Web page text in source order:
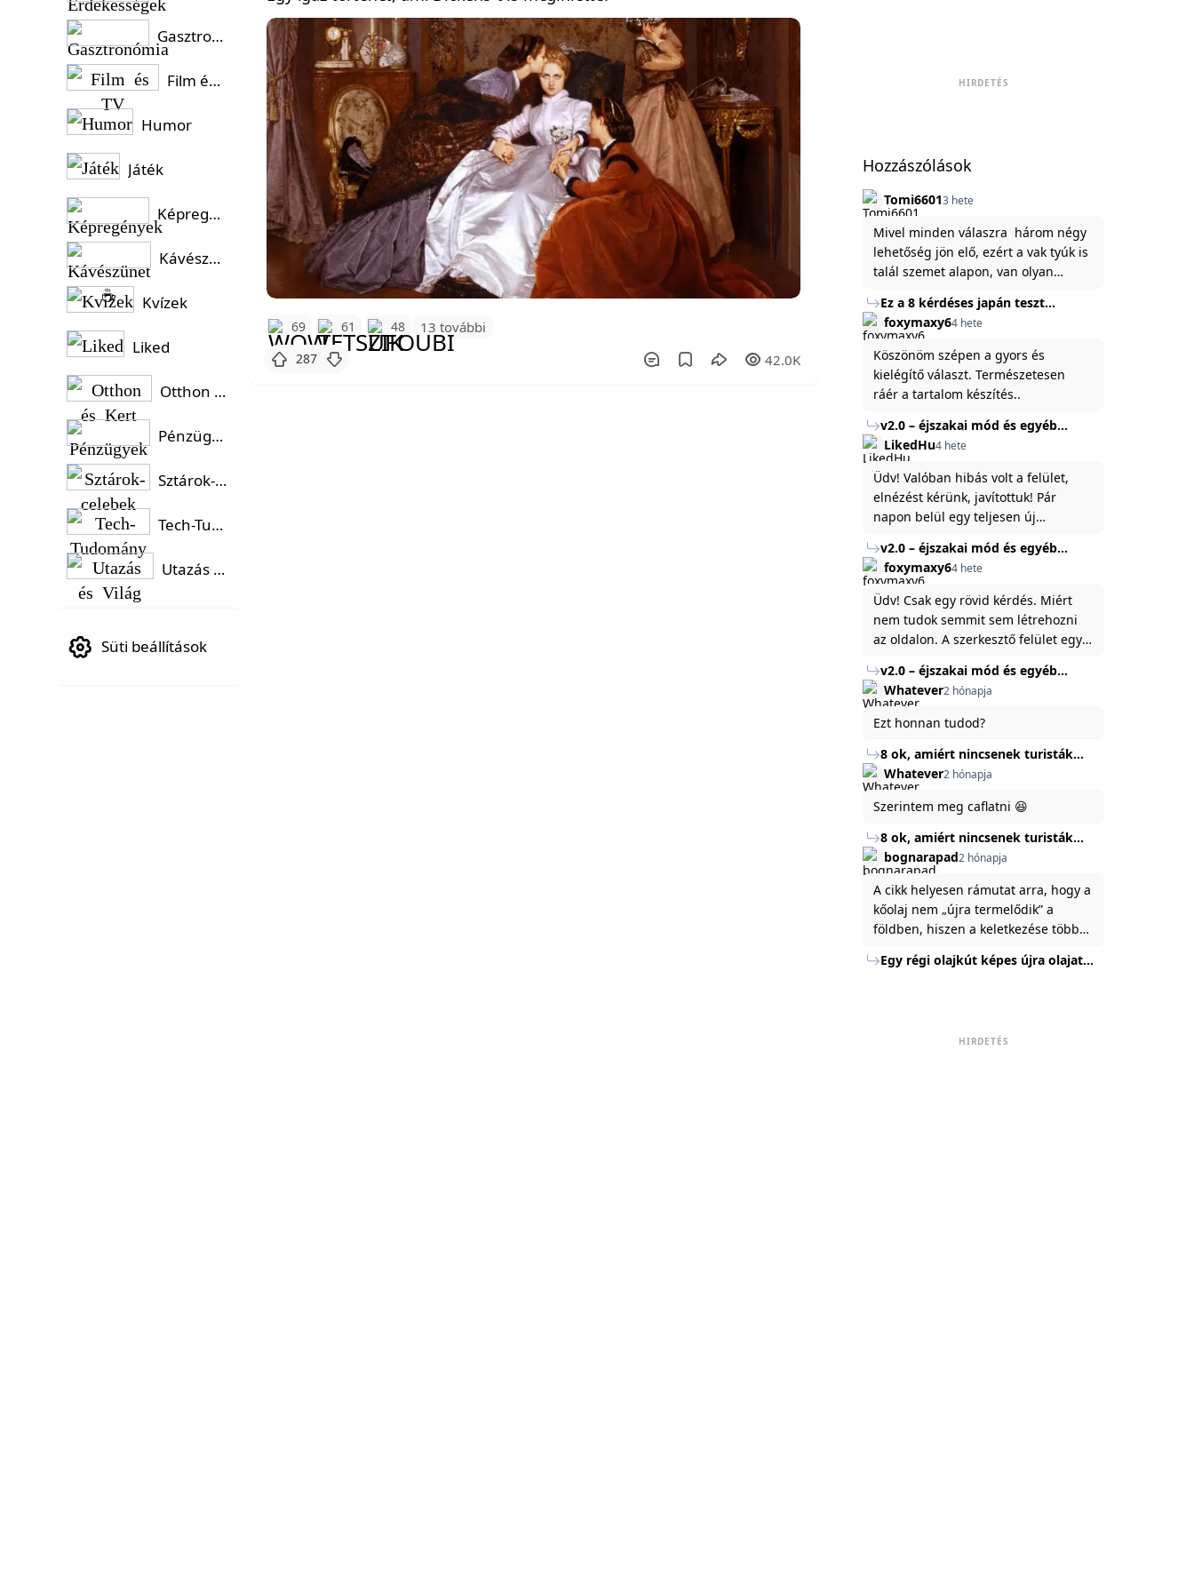
69 61 48 13 további
287 42.0K
HIRDETÉS
Hozzászólások
Tomi66013 hete
Mivel minden válaszra három négy
lehetőség jön elő, ezért a vak tyúk is
talál szemet alapon, van olyan
Ez a 8 kérdéses japán teszt
hibátlanul feltárja az igazságot
rólad
foxymaxy64 hete
Köszönöm szépen a gyors és
kielégítő választ. Természetesen
ráér a tartalom készítés..
v2.0 – éjszakai mód és egyéb
fejlesztések
LikedHu4 hete
Üdv! Valóban hibás volt a felület,
elnézést kérünk, javítottuk! Pár
napon belül egy teljesen új
weboldal legújabb, 3.0-ás verzióját,
és vélhetően ez zavart be kicsit.Egy
baráti megjegyzés: ha nem fontos
és tud várni néhány napot a
tartalom, amit készíteni
szeretnél, inkább várj néhány napot,
mert ég és föld lesz a különbség a
jelenlegi rendszer és az új között -
legfőképpen egyébként épp
tartalomkészítési szempontból! :)
v2.0 – éjszakai mód és egyéb
fejlesztések
foxymaxy64 hete
Üdv! Csak egy rövid kérdés. Miért
nem tudok semmit sem létrehozni
az oldalon. A szerkesztő felület egy
Köszönöm ha válaszoltok.
v2.0 – éjszakai mód és egyéb
fejlesztések
Whatever2 hónapja
Ezt honnan tudod?
8 ok, amiért nincsenek turisták
Törökország Fekete-tenger felőli
partján
Whatever2 hónapja
Szerintem meg caflatni 😆
8 ok, amiért nincsenek turisták
Törökország Fekete-tenger felőli
partján
bognarapad2 hónapja
A cikk helyesen rámutat arra, hogy a
kőolaj nem „újra termelődik” a
földben, hiszen a keletkezése több
Energiaügyi Minisztériuma szerint a
nyomáskülönbség kiegyenlítődik,
Egy régi olajkút képes újra olajat
HIRDETÉS
Gasztronómia
Film és TV
Humor
Játék
Képregények
Kávészünet ☕
Kvízek
Liked
Otthon és Kert
Pénzügyek
Sztárok-celebek
Tech-Tudomány
Utazás és Világ
Süti beállítások